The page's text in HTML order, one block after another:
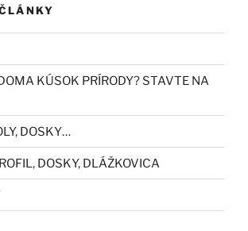
KÚSOK PRÍRODY? STAVTE NA
DOSKY…
DOSKY, DLÁŽKOVICA